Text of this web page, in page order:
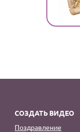
СОЗДАТЬ ВИДЕО
Поздравление